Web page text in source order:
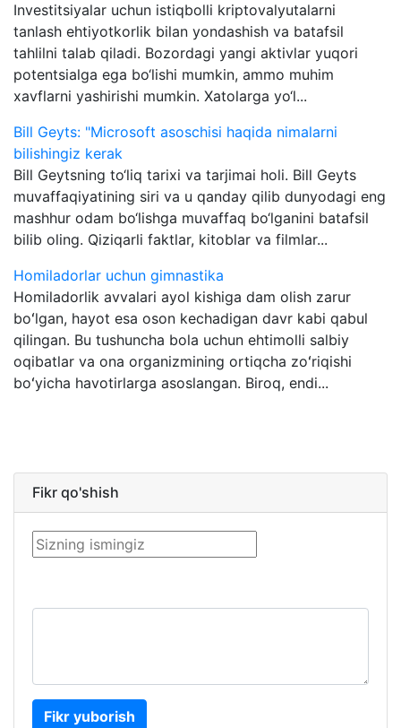
Investitsiyalar uchun istiqbolli kriptovalyutalarni
tanlash ehtiyotkorlik bilan yondashish va batafsil
tahlilni talab qiladi. Bozordagi yangi aktivlar yuqori
potentsialga ega bo‘lishi mumkin, ammo muhim
xavflarni yashirishi mumkin. Xatolarga yo‘l...
Bill Geyts: "Microsoft asoschisi haqida nimalarni
bilishingiz kerak
Bill Geytsning to‘liq tarixi va tarjimai holi. Bill Geyts
muvaffaqiyatining siri va u qanday qilib dunyodagi eng
mashhur odam bo‘lishga muvaffaq bo‘lganini batafsil
bilib oling. Qiziqarli faktlar, kitoblar va filmlar...
Homiladorlar uchun gimnastika
Homiladorlik avvalari ayol kishiga dam olish zarur
boʻlgan, hayot esa oson kechadigan davr kabi qabul
qilingan. Bu tushuncha bola uchun ehtimolli salbiy
oqibatlar va ona organizmining ortiqcha zoʻriqishi
boʻyicha havotirlarga asoslangan. Biroq, endi...
Fikr qo'shish
Fikr yuborish